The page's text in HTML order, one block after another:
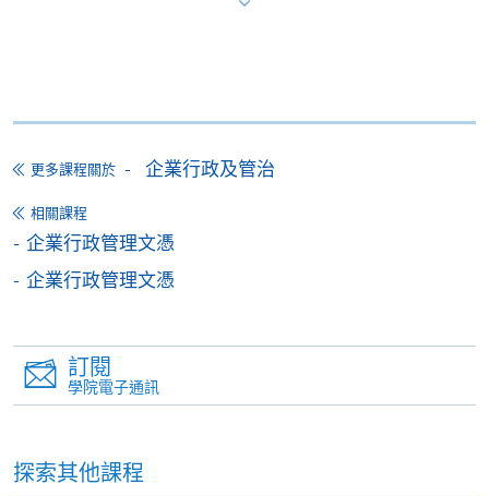
地點
本院任港島區的教學中心，包括金鐘、銅鑼灣、炮台
申請表 下載申請表
報名辦法
網上報名服務
香港大學專業進修學院提供24小時網上報名及繳費服
大部份公開招生的課程(以先到先得形式報名的課程)。
申請人可在網上使用「繳費靈」(PPS) (不適用於手
機)、VISA 或 Mastercard。除上述支付方式之外，如就
信支付」(Online WeChat Pay) 、「支付寶」(Online
Alipay) 或 「轉數快」(FPS) 繳付學費。
更多課程關於 企業行政及管治
相關課程
企業行政管理文憑
企業行政管理文憑
訂閱
學院電子通訊
探索其他課程